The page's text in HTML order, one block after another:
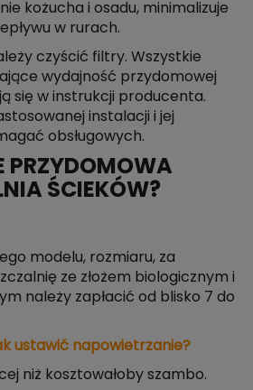
kożucha i osadu, minimalizuje
w rurach.
czyścić filtry. Wszystkie
wydajność przydomowej
się w instrukcji producenta.
instalacji i jej
obsługowych.
PRZYDOMOWA
ŚCIEKÓW?
modelu, rozmiaru, za
ze złożem biologicznym i
należy zapłacić od blisko 7 do
ustawić napowietrzanie?
niż kosztowałoby szambo.